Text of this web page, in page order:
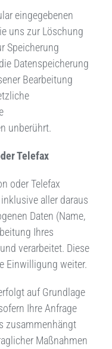
eingegebenen
uns zur Löschung
Speicherung
Datenspeicherung
Bearbeitung
unberührt.
Telefax
oder Telefax
aller daraus
Daten (Name,
Ihres
verarbeitet. Diese
Einwilligung weiter.
auf Grundlage
Ihre Anfrage
zusammenhängt
Maßnahmen